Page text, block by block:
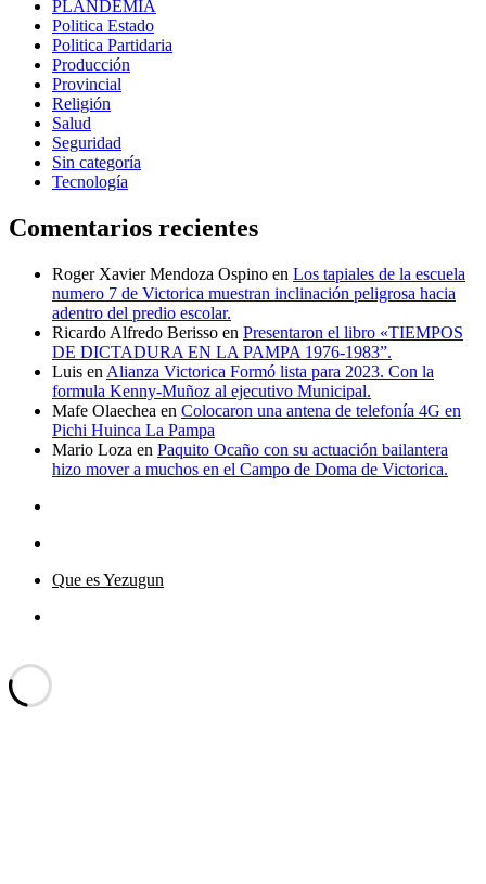
PLANDEMIA
Politica Estado
Politica Partidaria
Producción
Provincial
Religión
Salud
Seguridad
Sin categoría
Tecnología
Comentarios recientes
Roger Xavier Mendoza Ospino en Los tapiales de la escuela
numero 7 de Victorica muestran inclinación peligrosa hacia
adentro del predio escolar.
Ricardo Alfredo Berisso en Presentaron el libro «TIEMPOS
DE DICTADURA EN LA PAMPA 1976-1983”.
Luis en Alianza Victorica Formó lista para 2023. Con la
formula Kenny-Muñoz al ejecutivo Municipal.
Mafe Olaechea en Colocaron una antena de telefonía 4G en
Pichi Huinca La Pampa
Mario Loza en Paquito Ocaño con su actuación bailantera
hizo mover a muchos en el Campo de Doma de Victorica.
Que es Yezugun